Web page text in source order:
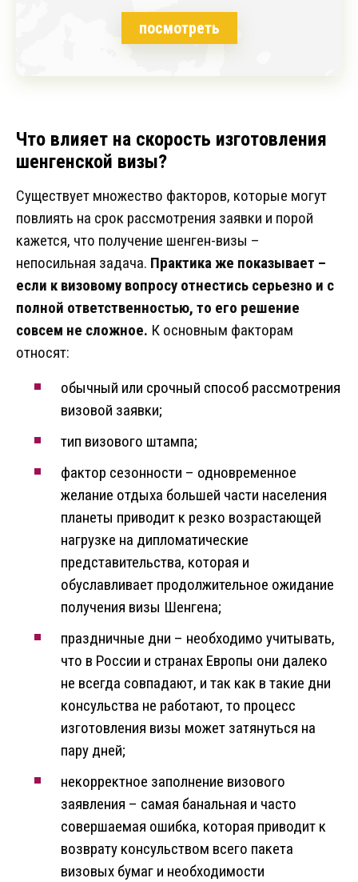
посмотреть
Что влияет на скорость изготовления
шенгенской визы?
Существует множество факторов, которые могут
повлиять на срок рассмотрения заявки и порой
кажется, что получение шенген-визы –
непосильная задача. Практика же показывает –
если к визовому вопросу отнестись серьезно и с
полной ответственностью, то его решение
совсем не сложное. К основным факторам
относят:
обычный или срочный способ рассмотрения
визовой заявки;
тип визового штампа;
фактор сезонности – одновременное
желание отдыха большей части населения
планеты приводит к резко возрастающей
нагрузке на дипломатические
представительства, которая и
обуславливает продолжительное ожидание
получения визы Шенгена;
праздничные дни – необходимо учитывать,
что в России и странах Европы они далеко
не всегда совпадают, и так как в такие дни
консульства не работают, то процесс
изготовления визы может затянуться на
пару дней;
некорректное заполнение визового
заявления – самая банальная и часто
совершаемая ошибка, которая приводит к
возврату консульством всего пакета
визовых бумаг и необходимости